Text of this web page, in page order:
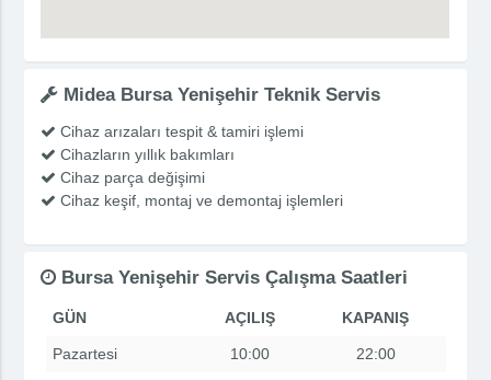
Midea Bursa Yenişehir Teknik Servis
Cihaz arızaları tespit & tamiri işlemi
Cihazların yıllık bakımları
Cihaz parça değişimi
Cihaz keşif, montaj ve demontaj işlemleri
Bursa Yenişehir Servis Çalışma Saatleri
GÜN AÇILIŞ KAPANIŞ
Pazartesi 10:00 22:00